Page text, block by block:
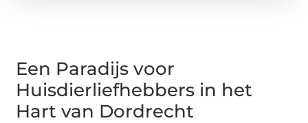
Een Paradijs voor
Huisdierliefhebbers in het
Hart van Dordrecht